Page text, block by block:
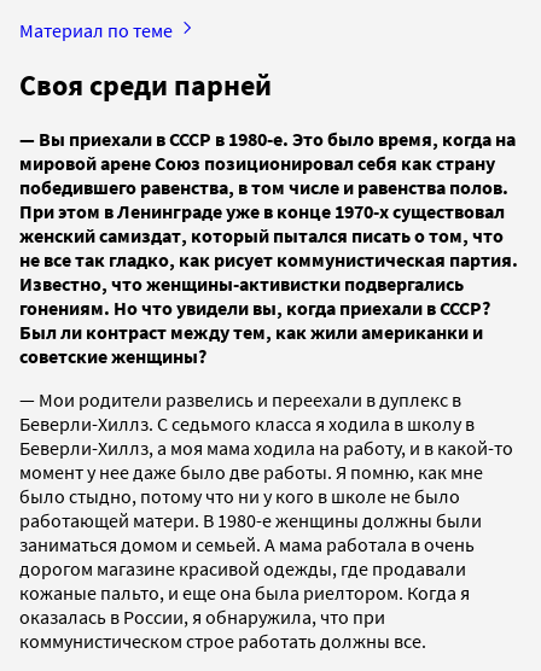
Материал по теме
Своя среди парней
— Вы приехали в СССР в 1980-е. Это было время, когда на
мировой арене Союз позиционировал себя как страну
победившего равенства, в том числе и равенства полов.
При этом в Ленинграде уже в конце 1970-х существовал
женский самиздат, который пытался писать о том, что
не все так гладко, как рисует коммунистическая партия.
Известно, что женщины-активистки подвергались
гонениям. Но что увидели вы, когда приехали в СССР?
Был ли контраст между тем, как жили американки и
советские женщины?
— Мои родители развелись и переехали в дуплекс в
Беверли-Хиллз. С седьмого класса я ходила в школу в
Беверли-Хиллз, а моя мама ходила на работу, и в какой-то
момент у нее даже было две работы. Я помню, как мне
было стыдно, потому что ни у кого в школе не было
работающей матери. В 1980-е женщины должны были
заниматься домом и семьей. А мама работала в очень
дорогом магазине красивой одежды, где продавали
кожаные пальто, и еще она была риелтором. Когда я
оказалась в России, я обнаружила, что при
коммунистическом строе работать должны все.